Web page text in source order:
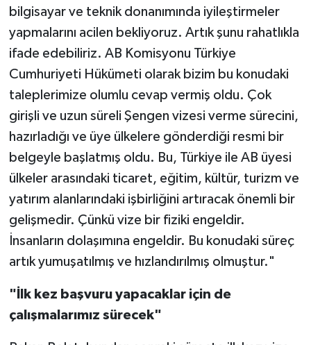
bilgisayar ve teknik donanımında iyileştirmeler
yapmalarını acilen bekliyoruz. Artık şunu rahatlıkla
ifade edebiliriz. AB Komisyonu Türkiye
Cumhuriyeti Hükümeti olarak bizim bu konudaki
taleplerimize olumlu cevap vermiş oldu. Çok
girişli ve uzun süreli Şengen vizesi verme sürecini,
hazırladığı ve üye ülkelere gönderdiği resmi bir
belgeyle başlatmış oldu. Bu, Türkiye ile AB üyesi
ülkeler arasındaki ticaret, eğitim, kültür, turizm ve
yatırım alanlarındaki işbirliğini artıracak önemli bir
gelişmedir. Çünkü vize bir fiziki engeldir.
İnsanların dolaşımına engeldir. Bu konudaki süreç
artık yumuşatılmış ve hızlandırılmış olmuştur."
"İlk kez başvuru yapacaklar için de
çalışmalarımız sürecek"